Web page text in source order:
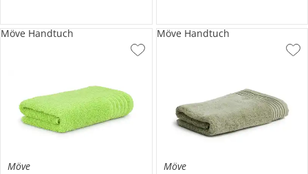
Möve
Möve Handtuch
Möve
Möve Handtuch